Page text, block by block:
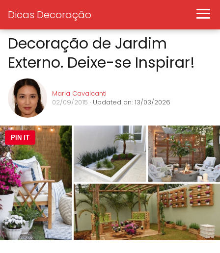
Dicas Decoração
Decoração de Jardim
Externo. Deixe-se Inspirar!
Maria Cavalcanti
02/09/2015 · Updated on: 13/03/2026
PIN IT